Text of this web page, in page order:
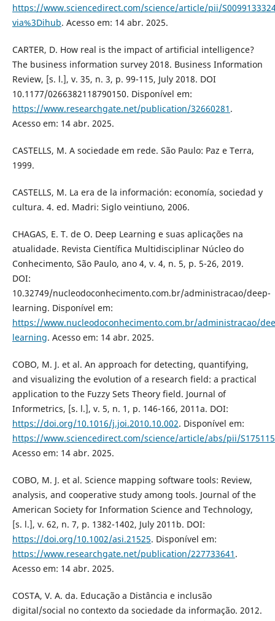
https://www.sciencedirect.com/science/article/pii/
via%3Dihub. Acesso em: 14 abr. 2025.
CARTER, D. How real is the impact of artificial intelligence?
The business information survey 2018. Business Information
Review, [s. l.], v. 35, n. 3, p. 99-115, July 2018. DOI
10.1177/0266382118790150. Disponível em:
https://www.researchgate.net/publication/32660281 .
Acesso em: 14 abr. 2025.
CASTELLS, M. A sociedade em rede. São Paulo: Paz e Terra,
1999.
CASTELLS, M. La era de la información: economía, sociedad y
cultura. 4. ed. Madri: Siglo veintiuno, 2006.
CHAGAS, E. T. de O. Deep Learning e suas aplicações na
atualidade. Revista Científica Multidisciplinar Núcleo do
Conhecimento, São Paulo, ano 4, v. 4, n. 5, p. 5-26, 2019.
DOI:
10.32749/nucleodoconhecimento.com.br/administracao/deep-
learning. Disponível em:
https://www.nucleodoconhecimento.com.br/administracao/
learning. Acesso em: 14 abr. 2025.
COBO, M. J. et al. An approach for detecting, quantifying,
and visualizing the evolution of a research field: a practical
application to the Fuzzy Sets Theory field. Journal of
Informetrics, [s. l.], v. 5, n. 1, p. 146-166, 2011a. DOI:
https://doi.org/10.1016/j.joi.2010.10.002. Disponível em:
https://www.sciencedirect.com/science/article/abs/pii/
Acesso em: 14 abr. 2025.
COBO, M. J. et al. Science mapping software tools: Review,
analysis, and cooperative study among tools. Journal of the
American Society for Information Science and Technology,
[s. l.], v. 62, n. 7, p. 1382-1402, July 2011b. DOI:
https://doi.org/10.1002/asi.21525. Disponível em:
https://www.researchgate.net/publication/227733641 .
Acesso em: 14 abr. 2025.
COSTA, V. A. da. Educação a Distância e inclusão
digital/social no contexto da sociedade da informação. 2012.